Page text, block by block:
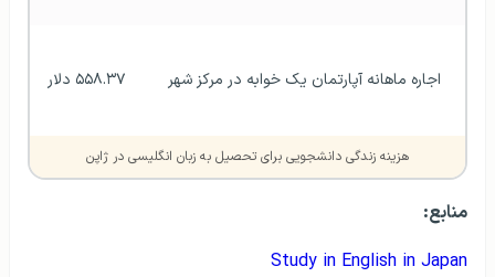
اجاره ماهانه آپارتمان یک خوابه در مرکز شهر ۵۵۸.۳۷ دلار
هزینه زندگی دانشجویی برای تحصیل به زبان انگلیسی در ژاپن
منابع:
Study in English in Japan